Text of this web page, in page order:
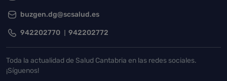
buzgen.dg@scsalud.es
942202770 942202772
Toda la actualidad de Salud Cantabria en las redes sociales.
¡Síguenos!